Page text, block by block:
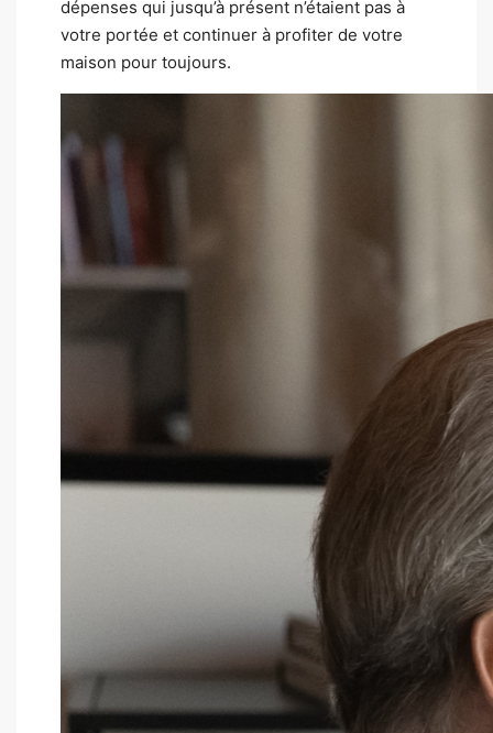
dépenses qui jusqu’à présent n’étaient pas à
votre portée et continuer à profiter de votre
maison pour toujours.